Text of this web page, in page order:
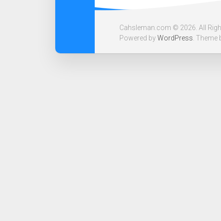
Cahsleman.com © 2026. All
Powered byWordPress . Theme